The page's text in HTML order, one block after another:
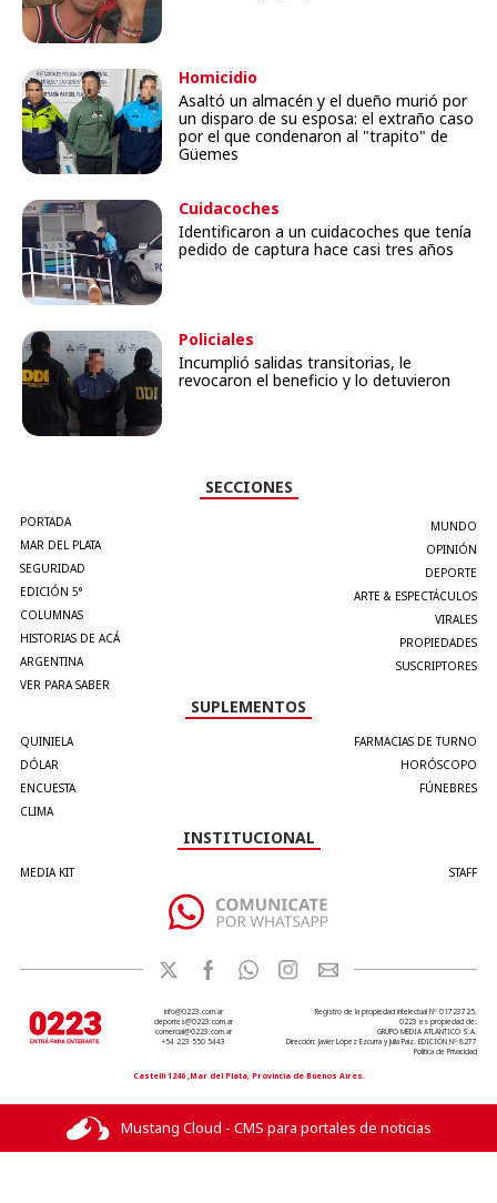
Homicidio
Asaltó un almacén y el dueño murió por
un disparo de su esposa: el extraño caso
por el que condenaron al "trapito" de
Güemes
Cuidacoches
Identificaron a un cuidacoches que tenía
pedido de captura hace casi tres años
Policiales
Incumplió salidas transitorias, le
revocaron el beneficio y lo detuvieron
SECCIONES
PORTADA
MAR DEL PLATA
SEGURIDAD
EDICIÓN 5°
COLUMNAS
HISTORIAS DE ACÁ
ARGENTINA
VER PARA SABER
MUNDO
OPINIÓN
DEPORTE
ARTE & ESPECTÁCULOS
VIRALES
PROPIEDADES
SUSCRIPTORES
SUPLEMENTOS
QUINIELA
DÓLAR
ENCUESTA
CLIMA
FARMACIAS DE TURNO
HORÓSCOPO
FÚNEBRES
INSTITUCIONAL
MEDIA KIT STAFF
info@0223.com.ar
deportes@0223.com.ar
comercial@0223.com.ar
+54 223 550 5443
Registro de la propiedad intelectual Nº 01723725.
0223 es propiedad de:
GRUPO MEDIA ATLANTICO S.A.
Dirección: Javier López Ezcurra y Julia Paiz. EDICIÓN Nº 8277
Política de Privacidad
Castelli 1240 ,Mar del Plata, Provincia de Buenos Aires.
Mustang Cloud - CMS para portales de noticias